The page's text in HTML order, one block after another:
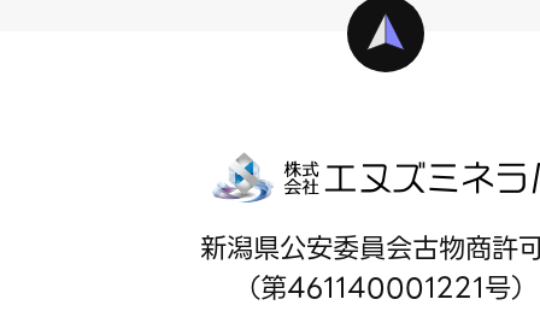
新潟県公安委員会古物商許
（第461140001221号）